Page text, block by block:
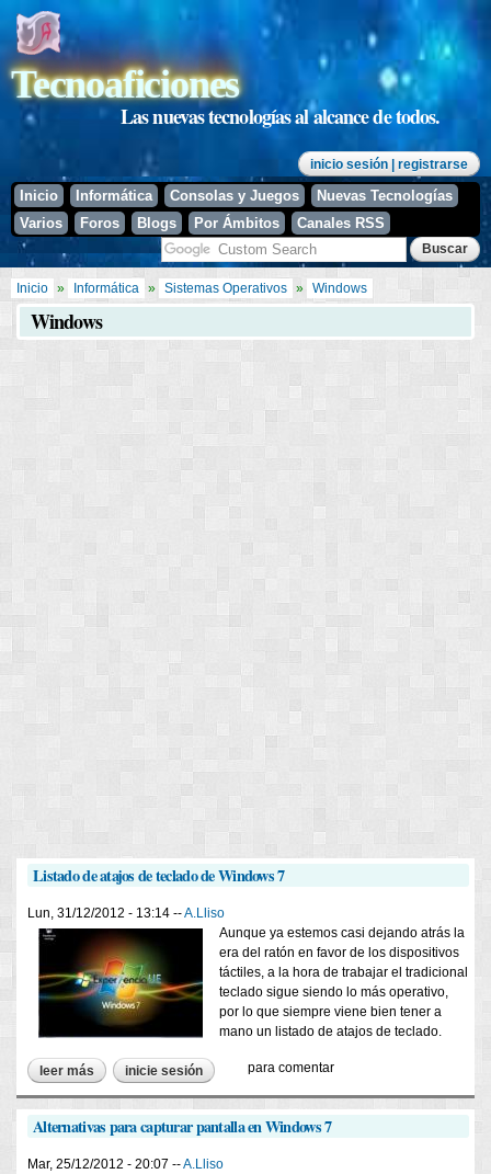
contenido
principal
Tecnoaficiones
Las nuevas tecnologías al alcance de todos.
inicio sesión | registrarse
Inicio Informática Consolas y Juegos
Nuevas Tecnologías
Varios
Foros Blogs Por Ámbitos Canales RSS
Se encuentra usted aquí
Inicio » Informática » Sistemas Operativos » Windows
Windows
Listado de atajos de teclado de Windows 7
Lun, 31/12/2012 - 13:14 --A.Lliso
Aunque ya estemos casi dejando atrás la
era del ratón en favor de los dispositivos
táctiles, a la hora de trabajar el tradicional
teclado sigue siendo lo más operativo,
por lo que siempre viene bien tener a
mano un listado de atajos de teclado.
leer más sobre listado de atajos de teclado de windows 7
inicie sesión para comentar
Alternativas para capturar pantalla en Windows 7
Mar, 25/12/2012 - 20:07 --A.Lliso